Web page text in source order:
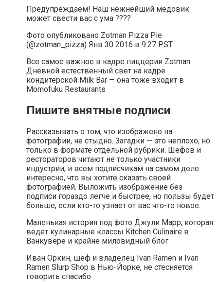
Предупреждаем! Наш нежнейший медовик
может свести вас с ума ????
Фото опубликовано Zotman Pizza Pie
(@zotman_pizza) Янв 30 2016 в 9:27 PST
Все самое важное в кадре пиццерии Zotman
Дневной естественный свет на кадре
кондитерской Milk Bar — она тоже входит в
Momofuku Restaurants
Пишите внятные подписи
Рассказывать о том, что изображено на
фотографии, не стыдно. Загадки — это неплохо, но
только в формате отдельной рубрики. Шефов и
рестораторов читают не только участники
индустрии, и всем подписчикам на самом деле
интересно, что вы хотите сказать своей
фотографией. Выложить изображение без
подписи гораздо легче и быстрее, но пользы будет
больше, если кто-то узнает от вас что-то новое.
Маленькая история под фото Джули Марр, которая
ведет кулинарные классы Kitchen Culinaire в
Ванкувере и крайне миловидный блог
Иван Оркин, шеф и владелец Ivan Ramen и Ivan
Ramen Slurp Shop в Нью-Йорке, не стесняется
говорить спасибо